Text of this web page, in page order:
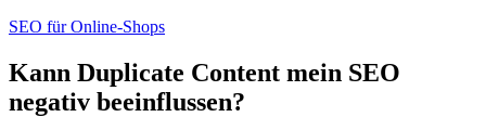
SEO für Online-Shops
Kann Duplicate Content mein SEO
negativ beeinflussen?